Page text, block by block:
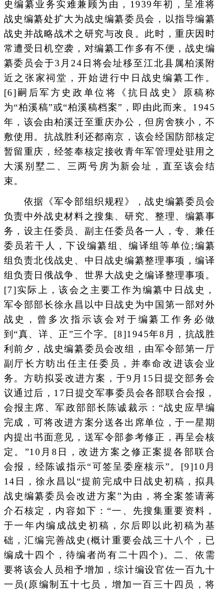
史编纂业务实难兼顾为由，1939年初，呈准将
战史编纂处扩大为战史编纂委员会，以指导编纂
战史并战略战术之研究与改良。此时，重庆因时
常遭受日机空袭，对编纂工作多有不便，战史编
纂委员会于3月24日将会址移至江北县属柏溪附
近之张家祠堂，开始进行中日战史编纂工作。
[6]嗣后军方史政单位将《抗日战史》原稿称
为“柏溪稿”或“柏溪稿档案”，即由此而来。1945
年，该会由柏溪迁至重庆办公，但房舍狭小，不
敷使用。抗战胜利还都南京，该会经国防部核定
暂留重庆，经签奉核定接收青年军管理处驻用之
大溪别墅二、三两号房为新会址，直至该会结
束。
依据《军令部组织规程》，战史编纂委员会
负责中外战史材料之搜集、研究、整理、编纂事
务，设主任委员、副主任委员各一人，专、兼任
委员若干人，下设编纂组、编译组等单位;编纂
组负责北伐战史、中日战史编纂整理事项，编译
组负责日俄战争、世界大战史之编译整理事项。
[7]实际上，该会之主要工作为编纂中日战史，
军令部部长徐永昌以中日战史为中国第一部对外
战史，曾多次指示该会对于编纂工作务必做
到“真、详、正”三个字。[8]1945年8月，抗战胜
利前夕，战史编纂委员会改组，由军令部第一厅
副厅长方昉出任主任委员，并奉命改进该会业
务。方昉拟妥改进方案，于9月15日提交部务会
议通过后，17日提交军事委员会各部联合会报，
会报主席、军政部部长陈诚裁示：“战史应早编
完成，可将改进方案分送各出席单位，于一星期
内提出书面意见，送军令部参考修正，再呈会核
定。”10月8日，改进方案之修正案提各部联合
会报，经陈诚指示“可签呈委座核示”。[9]10月
14日，徐永昌以“提前完成中日战史初稿，拟具
战史编纂委员会改进方案”为由，将全案签请蒋
介石核定，内容如下：“一、先搜集重要资料，
于一年内编成战史初稿，尔后即以此初稿为基
础，汇编完善战史(概计重要会战三十八个，已
编成十四个，待编者尚有二十四个)。二、依需
要将该会人员相予增加，综计编设官佐一百九十
一员(原编制五十七员，增加一百三十四员，将